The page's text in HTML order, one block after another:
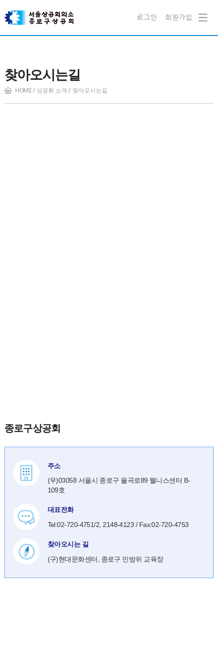
찾아오시는길
HOME 상공회 소개 찾아오시는길
종로구상공회
주소
(우)03058 서울시 종로구 율곡로89 웰니스센터 B-
109호
대표전화
Tel:02-720-4751/2, 2148-4123 / Fax:02-720-4753
찾아오시는 길
(구)현대문화센터, 종로구 민방위 교육장